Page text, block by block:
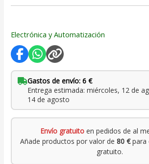
Electrónica y Automatización
Gastos de envío: 6 €
Entrega estimada: miércoles, 12 de
14 de agosto
Envío gratuito en pedidos de al
Añade productos por valor de 80 €para
gratuito.